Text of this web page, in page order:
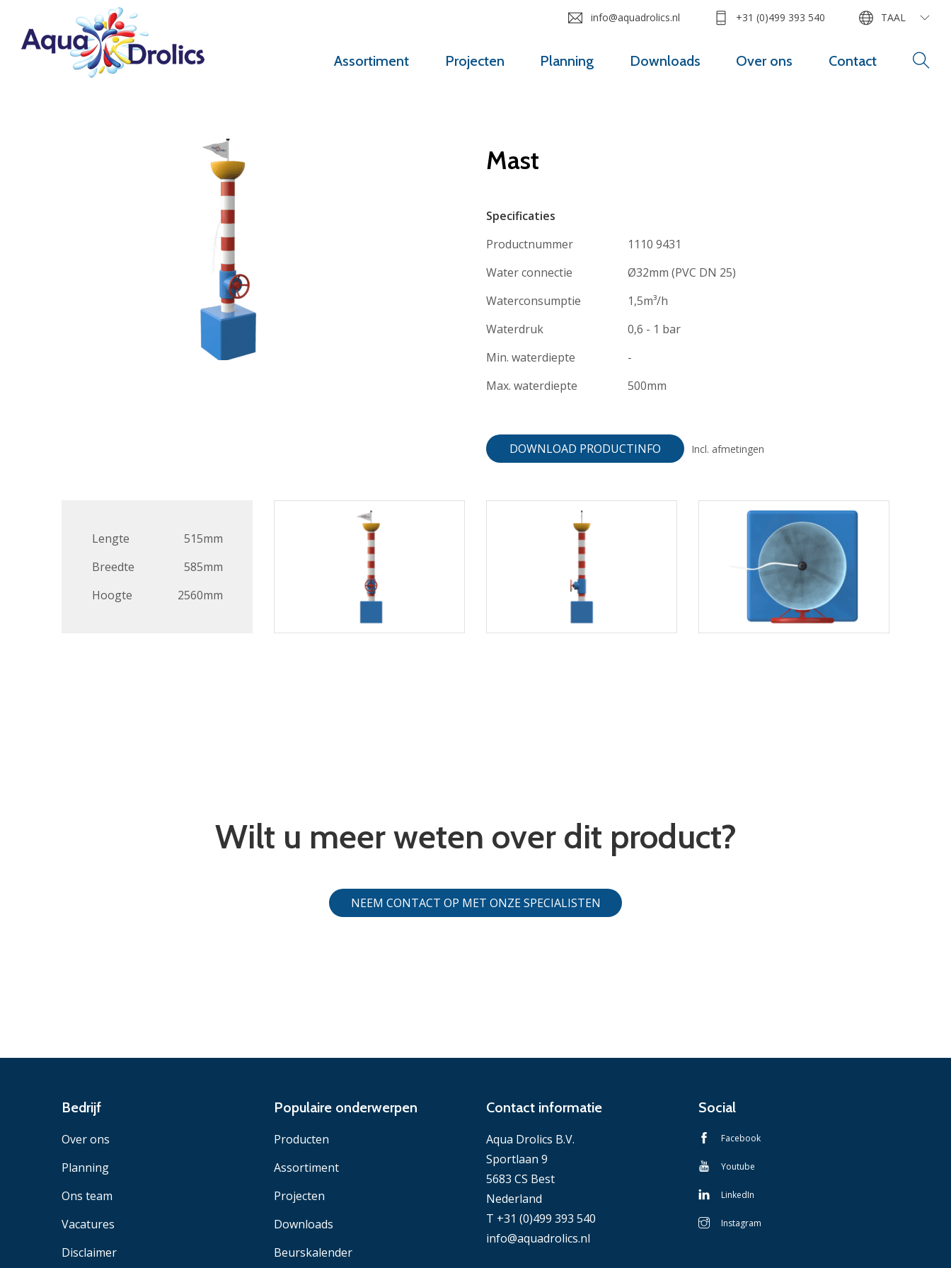
Assortiment Projecten Planning Downloads Over ons Contact
info@aquadrolics.nl +31 (0)499 393 540 TAAL
Lengte
515mm
Breedte
585mm
Hoogte
2560mm
Mast
Specificaties
Productnummer
1110 9431
Water connectie
Ø32mm (PVC DN 25)
Waterconsumptie
1,5m³/h
Waterdruk
0,6 - 1 bar
Min. waterdiepte
-
Max. waterdiepte
500mm
DOWNLOAD PRODUCTINFO Incl. afmetingen
Wilt u meer weten over dit product?
NEEM CONTACT OP MET ONZE SPECIALISTEN
Bedrijf
Over ons
Planning
Ons team
Vacatures
Disclaimer
Populaire onderwerpen
Producten
Assortiment
Projecten
Downloads
Beurskalender
Contact informatie
Aqua Drolics B.V.
Sportlaan 9
5683 CS Best
Nederland
T +31 (0)499 393 540
info@aquadrolics.nl
Social
Facebook
Youtube
LinkedIn
Instagram